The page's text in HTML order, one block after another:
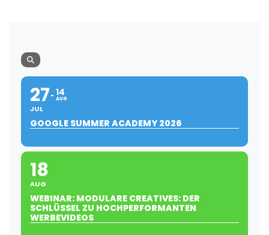
27
JUL
14
AUG
GOOGLE SUMMER ACADEMY 2026
18
AUG
WEBINAR: MODULARE CREATIVES: DER
SCHLÜSSEL ZU HOCHPERFORMANTEN
WERBEVIDEOS